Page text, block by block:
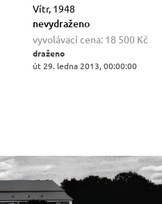
Vítr, 1948
nevydraženo
vyvolávací cena: 18 500 Kč
draženo
út 29. ledna 2013, 00:00:00